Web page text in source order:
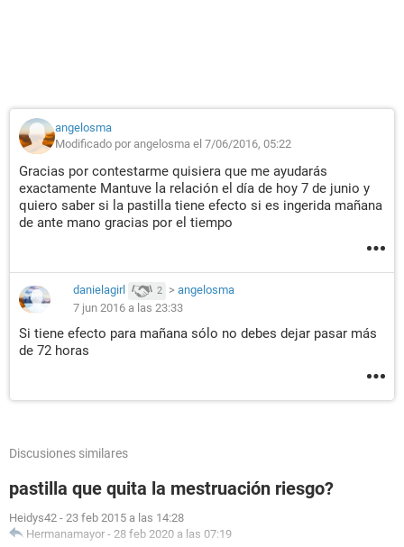
angelosma
Modificado por angelosma el 7/06/2016, 05:22
Gracias por contestarme quisiera que me ayudarás
exactamente Mantuve la relación el día de hoy 7 de junio y
quiero saber si la pastilla tiene efecto si es ingerida mañana
de ante mano gracias por el tiempo
danielagirl 2 > angelosma
7 jun 2016 a las 23:33
Si tiene efecto para mañana sólo no debes dejar pasar más
de 72 horas
Discusiones similares
pastilla que quita la mestruación riesgo?
Heidys42 - 23 feb 2015 a las 14:28
Hermanamayor - 28 feb 2020 a las 07:19